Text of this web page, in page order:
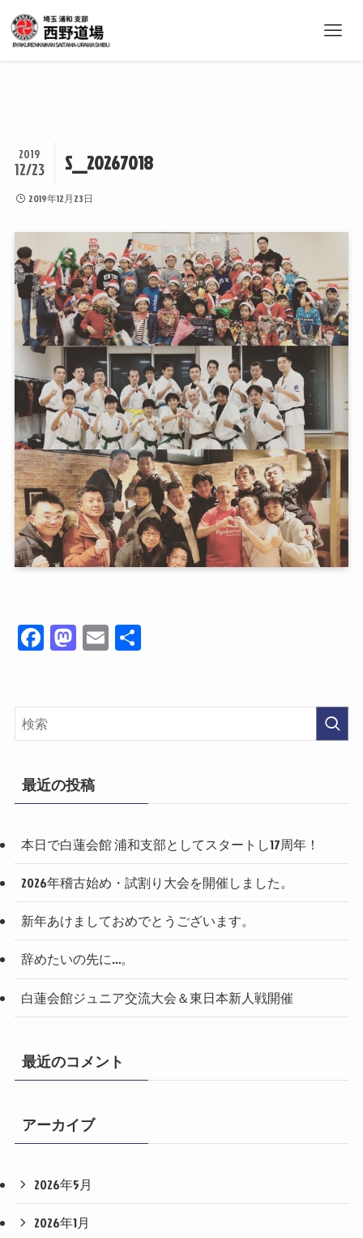
S__20267018
2019
12/23
2019年12月23日
Fa
ce
ok
M
as
do
n
E
m
共
最近の投稿
本日で白蓮会館 浦和支部としてスタートし17周年！
2026年稽古始め・試割り大会を開催しました。
新年あけましておめでとうございます。
辞めたいの先に…。
白蓮会館ジュニア交流大会＆東日本新人戦開催
最近のコメント
アーカイブ
2026年5月
2026年1月